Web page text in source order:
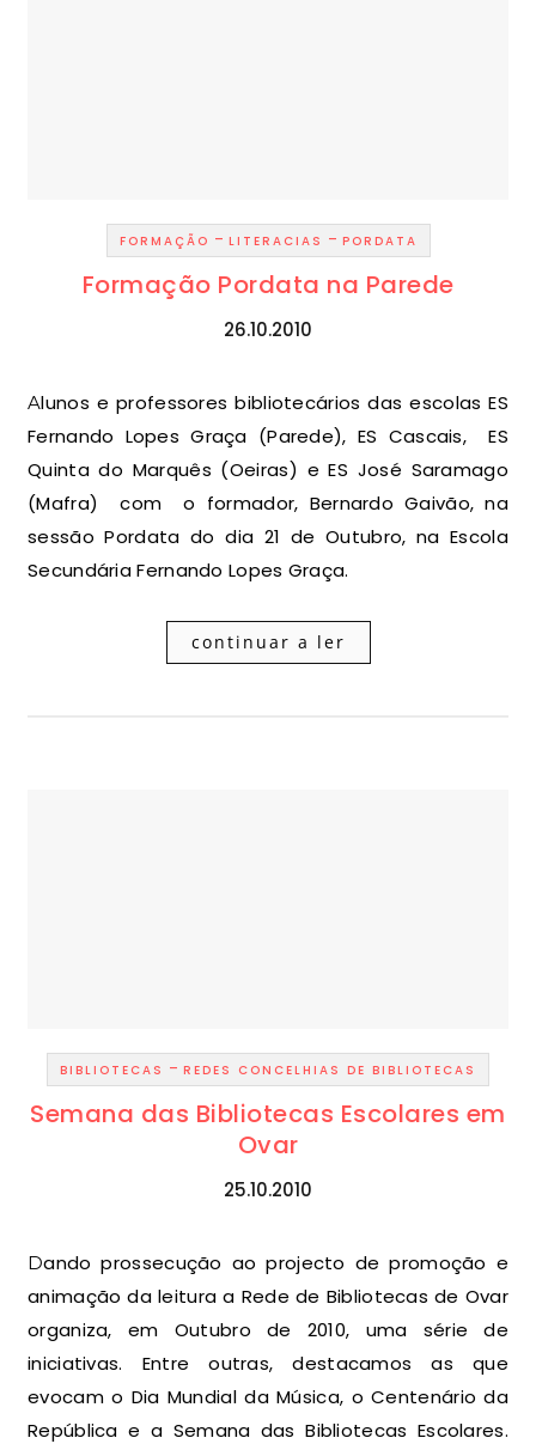
FORMAÇÃO - LITERACIAS - PORDATA
Formação Pordata na Parede
26.10.2010
Alunos e professores bibliotecários das escolas ES
Fernando Lopes Graça (Parede), ES Cascais, ES
Quinta do Marquês (Oeiras) e ES José Saramago
(Mafra) com o formador, Bernardo Gaivão, na
sessão Pordata do dia 21 de Outubro, na Escola
Secundária Fernando Lopes Graça.
continuar a ler
BIBLIOTECAS - REDES CONCELHIAS DE BIBLIOTECAS
Semana das Bibliotecas Escolares em
Ovar
25.10.2010
Dando prossecução ao projecto de promoção e
animação da leitura a Rede de Bibliotecas de Ovar
organiza, em Outubro de 2010, uma série de
iniciativas. Entre outras, destacamos as que
evocam o Dia Mundial da Música, o Centenário da
República e a Semana das Bibliotecas Escolares.